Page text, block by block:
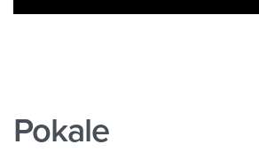
Pokale